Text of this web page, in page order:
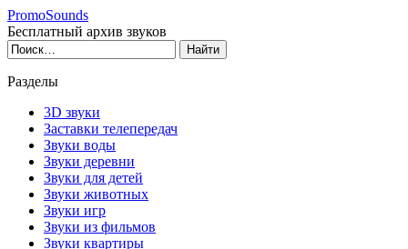
PromoSounds
Бесплатный архив звуков
Разделы
3D звуки
Заставки телепередач
Звуки воды
Звуки деревни
Звуки для детей
Звуки животных
Звуки игр
Звуки из фильмов
Звуки квартиры